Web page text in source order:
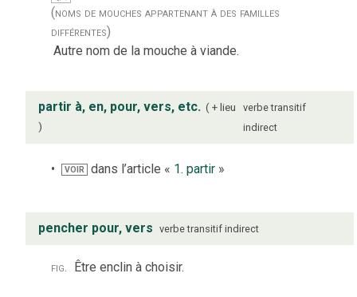
(noms de mouches appartenant à des familles
différentes)
Autre nom de la mouche à viande.
partir à, en, pour, vers, etc. + lieu verbe transitif
indirect
VOIR dans l’article « 1. partir »
pencher pour, vers verbe transitif indirect
fig. Être enclin à choisir.